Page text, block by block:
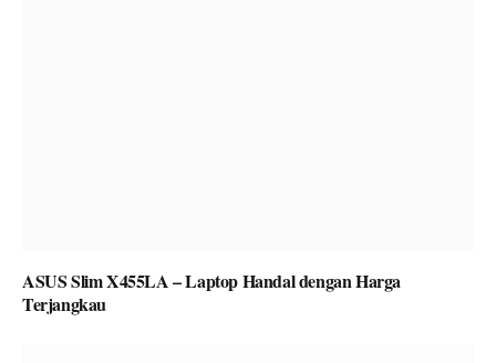
ASUS Slim X455LA – Laptop Handal dengan Harga
Terjangkau